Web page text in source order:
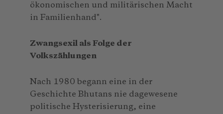
ökonomischen und militärischen Macht
in Familienhand".
Zwangsexil als Folge der
Volkszählungen
Nach 1980 begann eine in der
Geschichte Bhutans nie dagewesene
politische Hysterisierung, eine